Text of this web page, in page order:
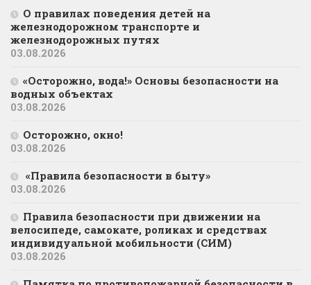
О правилах поведения детей на
железнодорожном транспорте и
железнодорожных путях
03.08.2026
«Осторожно, вода!» Основы безопасности на
водных объектах
03.08.2026
Осторожно, окно!
03.08.2026
«Правила безопасности в быту»
03.08.2026
Правила безопасности при движении на
велосипеде, самокате, роликах и средствах
индивидуальной мобильности (СИМ)
03.08.2026